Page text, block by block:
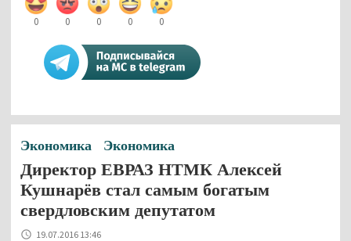
0 0 0 0 0
Экономика Экономика
Директор ЕВРАЗ НТМК Алексей
Кушнарёв стал самым богатым
свердловским депутатом
19.07.2016 13:46